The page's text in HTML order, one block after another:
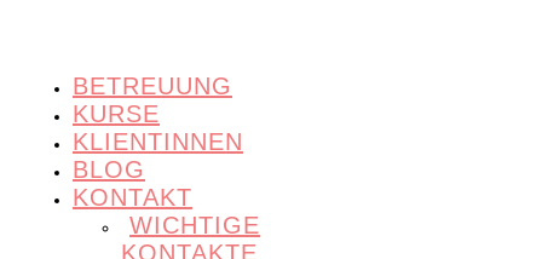
BETREUUNG
KURSE
KLIENTINNEN
BLOG
KONTAKT
WICHTIGE
KONTAKTE